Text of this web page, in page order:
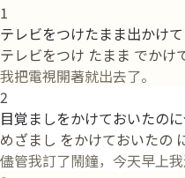
1
テレビをつけたまま出かけ
テレビをつけ たまま でかけ
我把電視開著就出去了。
2
目覚ましをかけておいたの
めざまし をかけておいたの
儘管我訂了鬧鐘，今天早上我